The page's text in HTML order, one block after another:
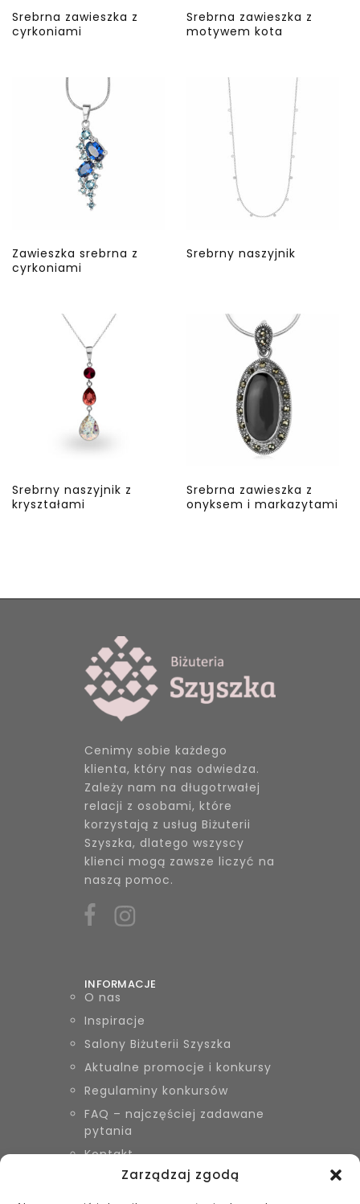
Zarządzaj zgodą
Srebrna zawieszka z
cyrkoniami
Srebrna zawieszka z
motywem kota
Zawieszka srebrna z
cyrkoniami
Srebrny naszyjnik
Srebrny naszyjnik z
kryształami
Srebrna zawieszka z
onyksem i markazytami
Cenimy sobie każdego
klienta, który nas odwiedza.
Zależy nam na długotrwałej
relacji z osobami, które
korzystają z usług Biżuterii
Szyszka, dlatego wszyscy
klienci mogą zawsze liczyć na
naszą pomoc.
INFORMACJE
O nas
Inspiracje
Salony Biżuterii Szyszka
Aktualne promocje i konkursy
Regulaminy konkursów
FAQ – najczęściej zadawane
pytania
Kontakt